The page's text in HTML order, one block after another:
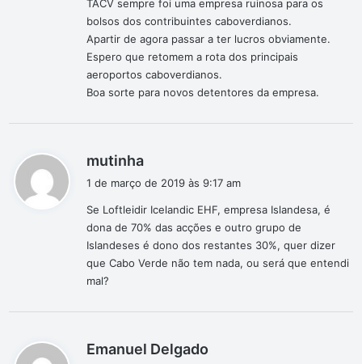
e
:
TACV sempre foi uma empresa ruinosa para os
bolsos dos contribuintes caboverdianos.
Apartir de agora passar a ter lucros obviamente.
Espero que retomem a rota dos principais
aeroportos caboverdianos.
Boa sorte para novos detentores da empresa.
mutinha
s
e
:
1 de março de 2019 às 9:17 am
Se Loftleidir Icelandic EHF, empresa Islandesa, é
dona de 70% das acções e outro grupo de
Islandeses é dono dos restantes 30%, quer dizer
que Cabo Verde não tem nada, ou será que entendi
mal?
Emanuel Delgado